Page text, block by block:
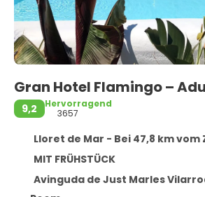
Gran Hotel Flamingo –
9,2
Hervorragend
3657
Lloret de Mar - Bei 47,8 km
MIT FRÜHSTÜCK
Avinguda de Just Marles Vilarrodona, 23,